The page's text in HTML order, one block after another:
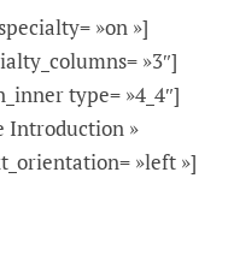
»on »]
»3″]
type= »4_4″]
Introduction »
»left »]